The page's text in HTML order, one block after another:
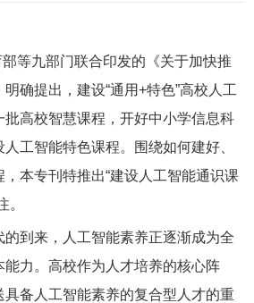
九部门联合印发的《关于加快推
确提出，建设“通用+特色”高校人工
批高校智慧课程，开好中小学信息科
工智能特色课程。围绕如何建好、
本专刊特推出“建设人工智能通识课
。
到来，人工智能素养正逐渐成为全
力。高校作为人才培养的核心阵
备人工智能素养的复合型人才的重